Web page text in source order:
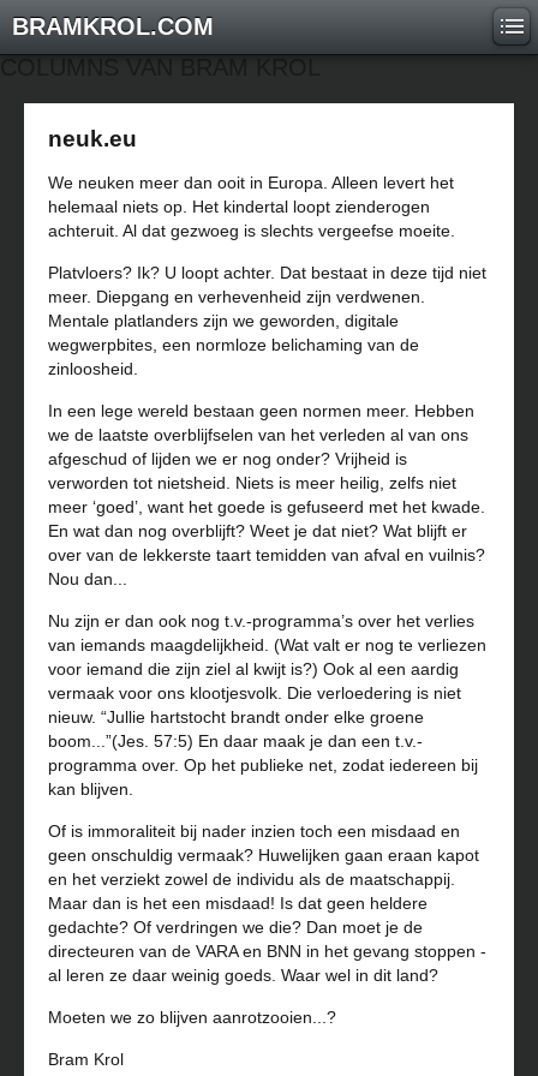
BRAMKROL.COM
neuk.eu
We neuken meer dan ooit in Europa. Alleen levert het
helemaal niets op. Het kindertal loopt zienderogen
achteruit. Al dat gezwoeg is slechts vergeefse moeite.
Platvloers? Ik? U loopt achter. Dat bestaat in deze tijd niet
meer. Diepgang en verhevenheid zijn verdwenen.
Mentale platlanders zijn we geworden, digitale
wegwerpbites, een normloze belichaming van de
zinloosheid.
In een lege wereld bestaan geen normen meer. Hebben
we de laatste overblijfselen van het verleden al van ons
afgeschud of lijden we er nog onder? Vrijheid is
verworden tot nietsheid. Niets is meer heilig, zelfs niet
meer ‘goed’, want het goede is gefuseerd met het kwade.
En wat dan nog overblijft? Weet je dat niet? Wat blijft er
over van de lekkerste taart temidden van afval en vuilnis?
Nou dan...
Nu zijn er dan ook nog t.v.-programma’s over het verlies
van iemands maagdelijkheid. (Wat valt er nog te verliezen
voor iemand die zijn ziel al kwijt is?) Ook al een aardig
vermaak voor ons klootjesvolk. Die verloedering is niet
nieuw. “Jullie hartstocht brandt onder elke groene
boom...”(Jes. 57:5) En daar maak je dan een t.v.-
programma over. Op het publieke net, zodat iedereen bij
kan blijven.
Of is immoraliteit bij nader inzien toch een misdaad en
geen onschuldig vermaak? Huwelijken gaan eraan kapot
en het verziekt zowel de individu als de maatschappij.
Maar dan is het een misdaad! Is dat geen heldere
gedachte? Of verdringen we die? Dan moet je de
directeuren van de VARA en BNN in het gevang stoppen -
al leren ze daar weinig goeds. Waar wel in dit land?
Moeten we zo blijven aanrotzooien...?
Bram Krol